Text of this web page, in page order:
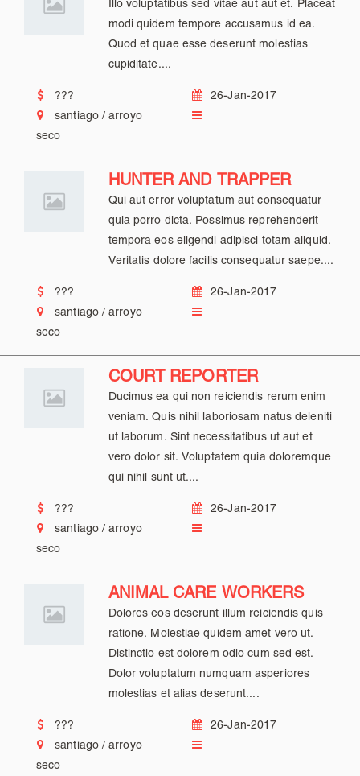
Illo voluptatibus sed vitae aut aut et. Placeat
modi quidem tempore accusamus id ea.
Quod et quae esse deserunt molestias
cupiditate....
???
26-Jan-2017
santiago / arroyo
seco
HUNTER AND TRAPPER
Qui aut error voluptatum aut consequatur
quia porro dicta. Possimus reprehenderit
tempora eos eligendi adipisci totam aliquid.
Veritatis dolore facilis consequatur saepe....
???
26-Jan-2017
santiago / arroyo
seco
COURT REPORTER
Ducimus ea qui non reiciendis rerum enim
veniam. Quis nihil laboriosam natus deleniti
ut laborum. Sint necessitatibus ut aut et
vero dolor sit. Voluptatem quia doloremque
qui nihil sunt ut....
???
26-Jan-2017
santiago / arroyo
seco
ANIMAL CARE WORKERS
Dolores eos deserunt illum reiciendis quis
ratione. Molestiae quidem amet vero ut.
Distinctio est dolorem odio cum sed est.
Dolor voluptatum numquam asperiores
molestias et alias deserunt....
???
26-Jan-2017
santiago / arroyo
seco